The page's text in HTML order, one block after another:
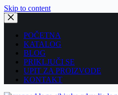
Skip to content
POČETNA
KATALOG
BLOG
PRIKLJUČI SE
UPIT ZA PROIZVODE
KONTAKT